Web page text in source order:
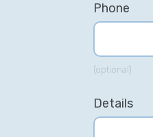
Phone
(optional)
Details